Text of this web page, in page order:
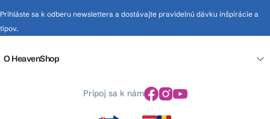
Prihláste sa k odberu newslettera a dostávajte pravidelnú dávku inšpirácie a
tipov.
O HeavenShop
Pripoj sa k nám